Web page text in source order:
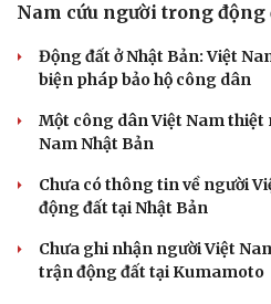
Nam cứu người trong động
Động đất ở Nhật Bản: Việt
biện pháp bảo hộ công dân
Một công dân Việt Nam
Nam Nhật Bản
Chưa có thông tin về người
động đất tại Nhật Bản
Chưa ghi nhận người Việt
trận động đất tại Kumamoto